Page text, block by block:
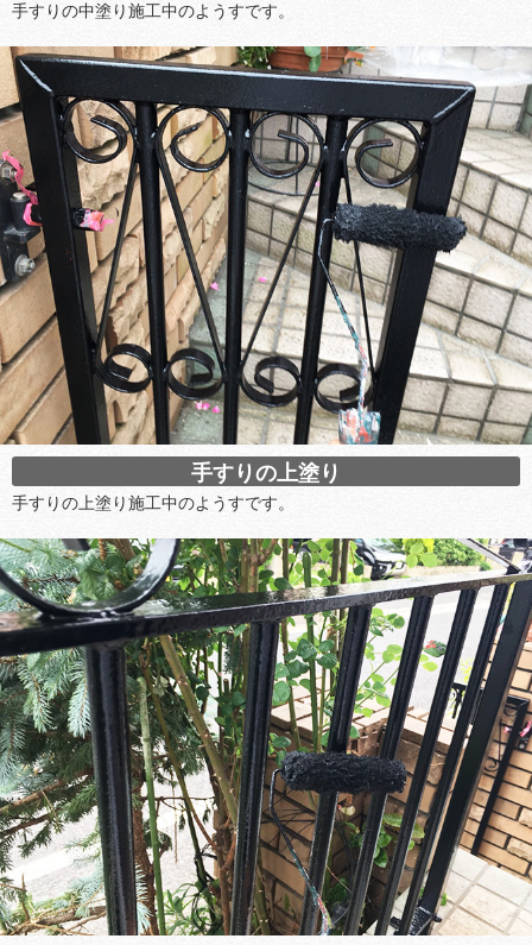
手すりの中塗り施工中のようすです。
手すりの上塗り
手すりの上塗り施工中のようすです。